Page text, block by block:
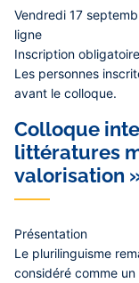
Vendredi 17
ligne
Inscription
Les personnes
avant le colloque.
Colloque
littératures
valorisation
Présentation
Le plurilinguisme
considéré comme